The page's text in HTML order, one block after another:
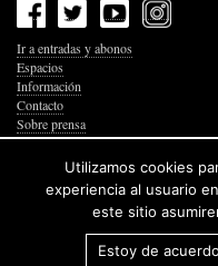
Ir a entradas y abonos
Espacios
Información
Contacto
Sobre prensa
Política de Privacidad
Política de Cookies
Accesibilidad Web
Utilizamos cookies
experiencia al usuario
este sitio
Estoy de acuerdo